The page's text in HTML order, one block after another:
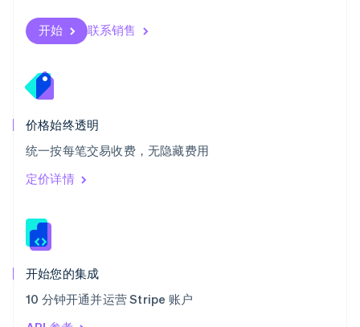
开始 联系销售
价格始终透明
统一按每笔交易收费，无隐藏费用
定价详情
开始您的集成
10 分钟开通并运营 Stripe 账户
斯洛伐克
English
English
泰国
ไทย
希腊
English
西班牙
Español
新加坡
新西兰
匈牙利
English
ItalianoEnglish
印度